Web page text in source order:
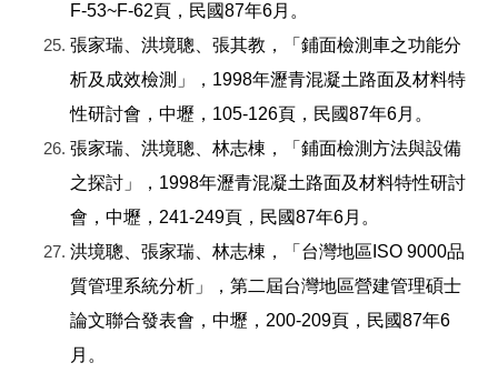
F-53~F-62頁，民國87年6月。
張家瑞、洪境聰、張其教，「鋪面檢測車之功能分
析及成效檢測」，1998年瀝青混凝土路面及材料特
性研討會，中壢，105-126頁，民國87年6月。
張家瑞、洪境聰、林志棟，「鋪面檢測方法與設備
之探討」，1998年瀝青混凝土路面及材料特性研討
會，中壢，241-249頁，民國87年6月。
洪境聰、張家瑞、林志棟，「台灣地區ISO 9000品
質管理系統分析」，第二屆台灣地區營建管理碩士
論文聯合發表會，中壢，200-209頁，民國87年6
月。